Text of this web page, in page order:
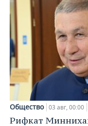
Общество 03 авг, 00:00
Рифкат